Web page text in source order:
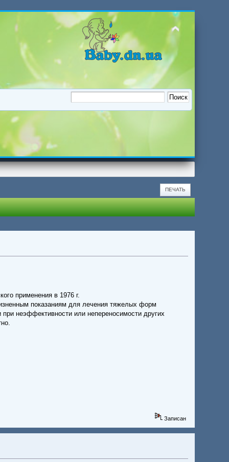
ПЕЧАТЬ
применения в 1976 г.
показаниям для лечения тяжелых форм
неэффективности или непереносимости других
Записан